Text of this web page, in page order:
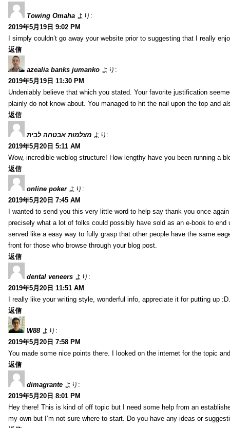
Towing Omaha より:
2019年5月19日 9:02 PM
I simply couldn’t go away your website prior to suggesting that I really
返信
azealia banks jumanko より:
2019年5月19日 11:30 PM
Undeniably believe that which you stated. Your favorite justification
plainly do not know about. You managed to hit the nail upon the top and
返信
מצלמות אבטחה לבית より:
2019年5月20日 5:11 AM
Wow, incredible weblog structure! How lengthy have you been running a
返信
online poker より:
2019年5月20日 7:45 AM
I wanted to send you this very little word to help say thank you once
precisely what a lot of folks could possibly have sold as an e-book to
served like a easy way to fully grasp that other people have the same
front for those who browse through your blog post.
返信
dental veneers より:
2019年5月20日 11:51 AM
I really like your writing style, wonderful info, appreciate it for putting up
返信
W88 より:
2019年5月20日 7:58 PM
You made some nice points there. I looked on the internet for the topic
返信
dimagrante より:
2019年5月20日 8:01 PM
Hey there! This is kind of off topic but I need some help from an
my own but I’m not sure where to start. Do you have any ideas or